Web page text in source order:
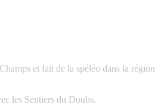
et fait de la spéléo dans la région
les Sentiers du Doubs.